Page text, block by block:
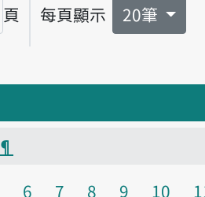
頁 每頁顯示 20筆
¶
6 7 8 9 10